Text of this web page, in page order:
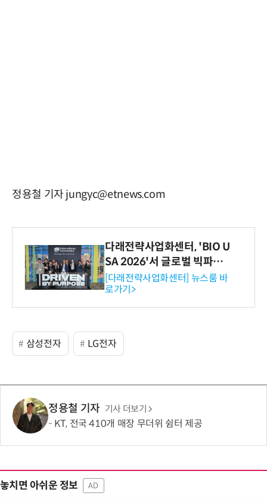
정용철 기자 jungyc@etnews.com
다래전략사업화센터, 'BIO U
SA 2026'서 글로벌 빅파마
와의 비즈니스 미팅 지원…K
-바이오 해외 진출 교두보 확
보
[다래전략사업화센터] 뉴스룸 바
로가기>
삼성전자 LG전자
정용철 기자 기사 더보기
KT, 전국 410개 매장 무더위 쉼터 제공
놓치면 아쉬운 정보 AD